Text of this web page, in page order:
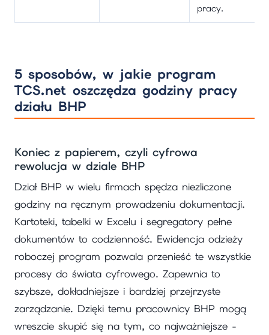
pracy.
5 sposobów, w jakie program
TCS.net oszczędza godziny pracy
działu BHP
Koniec z papierem, czyli cyfrowa
rewolucja w dziale BHP
Dział BHP w wielu firmach spędza niezliczone
godziny na ręcznym prowadzeniu dokumentacji.
Kartoteki, tabelki w Excelu i segregatory pełne
dokumentów to codzienność. Ewidencja odzieży
roboczej program pozwala przenieść te wszystkie
procesy do świata cyfrowego. Zapewnia to
szybsze, dokładniejsze i bardziej przejrzyste
zarządzanie. Dzięki temu pracownicy BHP mogą
wreszcie skupić się na tym, co najważniejsze -